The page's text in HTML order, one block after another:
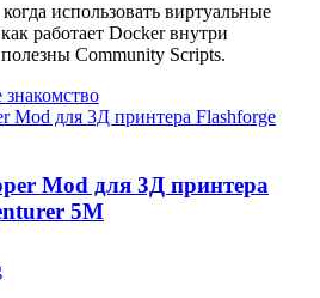
использовать виртуальные
работает Docker внутри
Community Scripts.
Mod для 3Д принтера
5M